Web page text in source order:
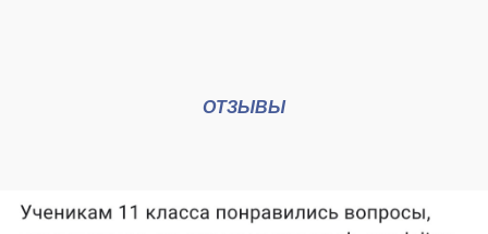
ОТЗЫВЫ